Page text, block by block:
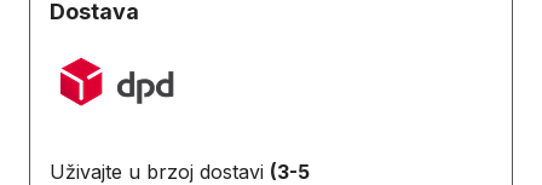
Dostava
Uživajte u brzoj dostavi (3-5